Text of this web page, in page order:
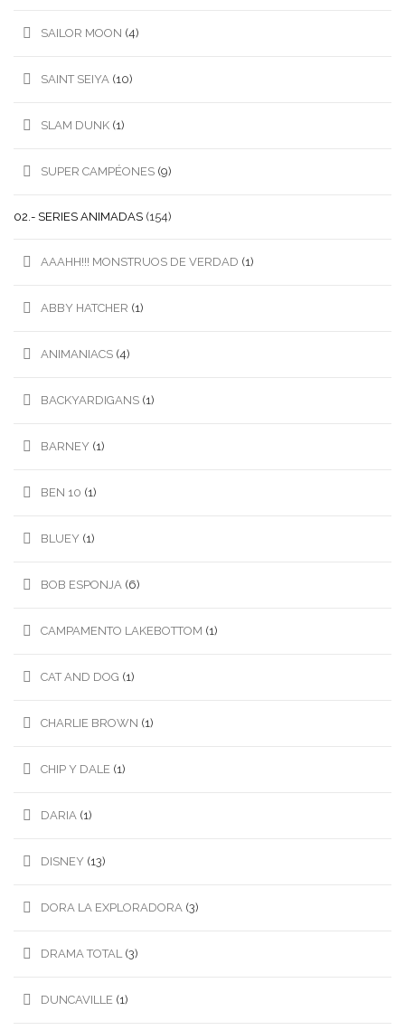
SAILOR MOON (4)
SAINT SEIYA (10)
SLAM DUNK (1)
SUPER CAMPÉONES (9)
02.- SERIES ANIMADAS (154)
AAAHH!!! MONSTRUOS DE VERDAD (1)
ABBY HATCHER (1)
ANIMANIACS (4)
BACKYARDIGANS (1)
BARNEY (1)
BEN 10 (1)
BLUEY (1)
BOB ESPONJA (6)
CAMPAMENTO LAKEBOTTOM (1)
CAT AND DOG (1)
CHARLIE BROWN (1)
CHIP Y DALE (1)
DARIA (1)
DISNEY (13)
DORA LA EXPLORADORA (3)
DRAMA TOTAL (3)
DUNCAVILLE (1)